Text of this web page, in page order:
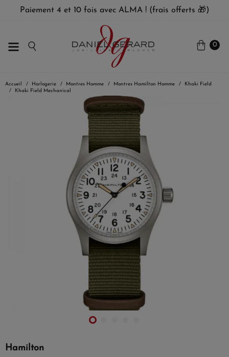
Paiement 4 et 10 fois avec ALMA ! (frais offerts 🎁)
0
Accueil Horlogerie Montres Homme Montres Hamilton Homme
Khaki Field
Khaki Field Mechanical
Hamilton